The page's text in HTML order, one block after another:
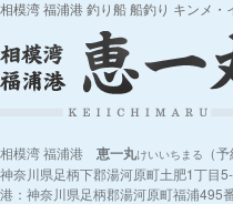
相模湾 福浦港 釣り船 船釣り キンメ
相模湾 福浦港 恵一丸けいいちまる
（
神奈川県足柄下郡湯河原町土肥1丁目
港：神奈川県足柄郡湯河原町福浦495